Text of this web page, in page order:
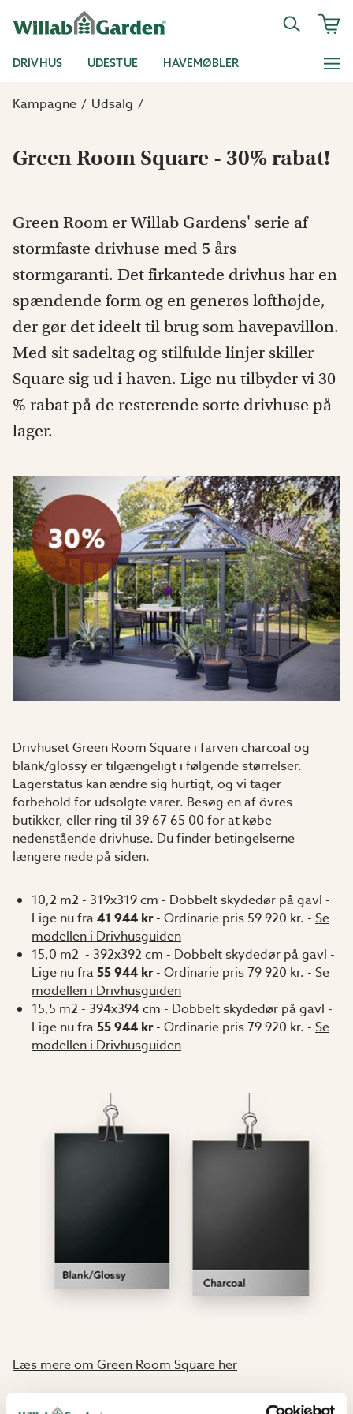
DRIVHUS UDESTUE HAVEMØBLER
Kampagne Udsalg
Green Room Square - 30% rabat!
Green Room er Willab Gardens' serie af
stormfaste drivhuse med 5 års
stormgaranti. Det firkantede drivhus har en
spændende form og en generøs lofthøjde,
der gør det ideelt til brug som havepavillon.
Med sit sadeltag og stilfulde linjer skiller
Square sig ud i haven. Lige nu tilbyder vi 30
% rabat på de resterende sorte drivhuse på
lager.
Drivhuset Green Room Square i farven charcoal og
blank/glossy er tilgængeligt i følgende størrelser.
Lagerstatus kan ændre sig hurtigt, og vi tager
forbehold for udsolgte varer. Besøg en af övres
butikker, eller ring til 39 67 65 00 for at købe
nedenstående drivhuse. Du finder betingelserne
længere nede på siden.
10,2 m2 - 319x319 cm - Dobbelt skydedør på gavl -
Lige nu fra41 944 kr- Ordinarie pris 59 920 kr. - Se
modellen i Drivhusguiden
15,0 m2 - 392x392 cm - Dobbelt skydedør på gavl -
Lige nu fra55 944 kr- Ordinarie pris 79 920 kr. - Se
modellen i Drivhusguiden
15,5 m2 - 394x394 cm - Dobbelt skydedør på gavl -
Lige nu fra55 944 kr- Ordinarie pris 79 920 kr. - Se
modellen i Drivhusguiden
Læs mere om Green Room Square her